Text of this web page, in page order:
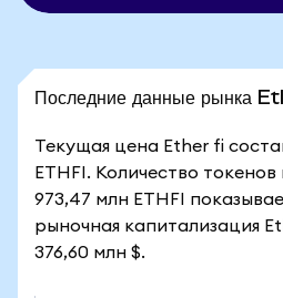
Последние данные рынка
Текущая цена Ether fi
ETHFI. Количество
973,47 млн ETHFI
рыночная капитализация
376,60 млн $.